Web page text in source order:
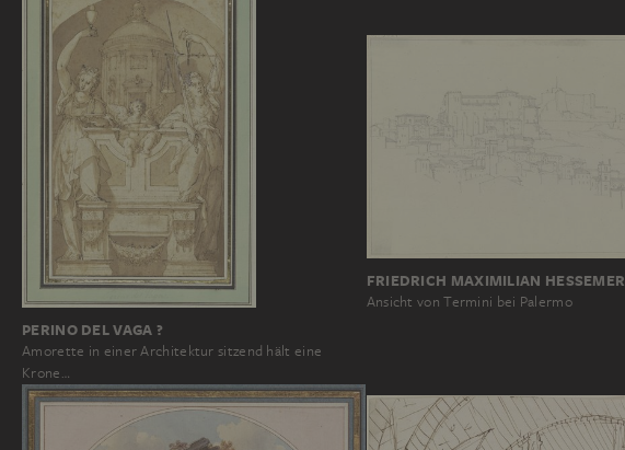
PERINO DEL VAGA ?
Amorette in einer Architektur sitzend hält eine
Krone…
FRIEDRICH MAXIMILIAN HESSEMER
Ansicht von Termini bei Palermo